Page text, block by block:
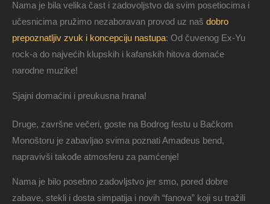
Nama je bila velika čast i zadovoljstvo da svim posetiocima i
učesnicima pružimo nezaboravan provod uz naš dobro
prepoznatljiv zvuk i koncepciju nastupa: Od čuvenog Ex-Yu
rock-a do najvećih klupskih i kafanskih hitova domaće
narodne muzike!
Sjajni domaćini i preukusna hrana!
Druge, završne večeri, goste na Bodrog festu u Bačkom
Monoštoru je zabavljao svima poznati Amadeus bend,
napravivši takođe atmosferu za pamćenje!
Nama je bilo posebno zadovljstvo jer smo, pored dobre
zabave, stekli i dosta simpatija i novih “fanova” koji su tražili